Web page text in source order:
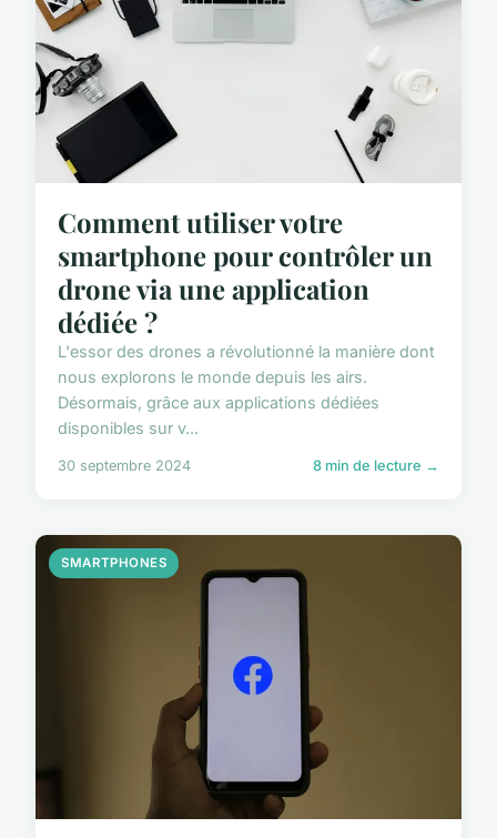
Comment utiliser votre
smartphone pour contrôler un
drone via une application
dédiée ?
L'essor des drones a révolutionné la manière dont
nous explorons le monde depuis les airs.
Désormais, grâce aux applications dédiées
disponibles sur v...
30 septembre 2024 8 min de lecture →
SMARTPHONES